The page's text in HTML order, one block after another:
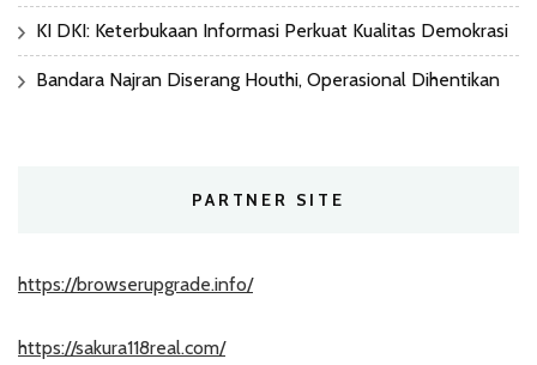
KI DKI: Keterbukaan Informasi Perkuat Kualitas Demokrasi
Bandara Najran Diserang Houthi, Operasional Dihentikan
PARTNER SITE
https://browserupgrade.info/
https://sakura118real.com/